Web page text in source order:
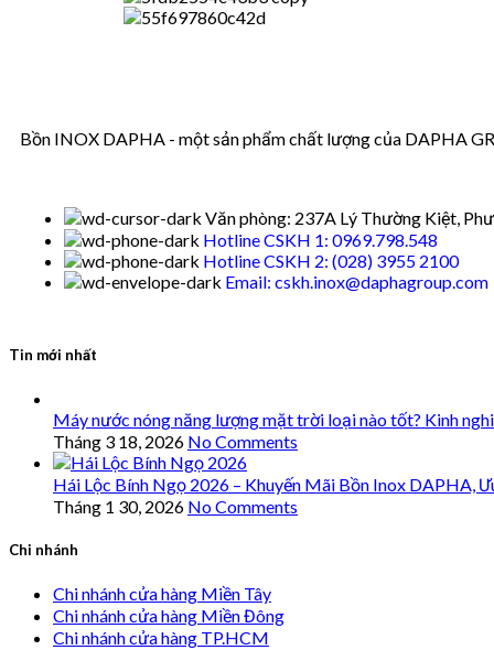
Bồn INOX DAPHA - một sản phẩm chất lượng của DAPHA
Văn phòng: 237A Lý Thường Kiệt,
Hotline CSKH 1: 0969.798.548
Hotline CSKH 2: (028) 3955 2100
Email: cskh.inox@daphagroup.com
Tin mới nhất
Máy nước nóng năng lượng mặt trời loại nào tốt? Kinh
Tháng 3 18, 2026 No Comments
Hái Lộc Bính Ngọ 2026 – Khuyến Mãi Bồn Inox DAPHA,
Tháng 1 30, 2026 No Comments
Chi nhánh
Chi nhánh cửa hàng Miền Tây
Chi nhánh cửa hàng Miền Đông
Chi nhánh cửa hàng TP.HCM